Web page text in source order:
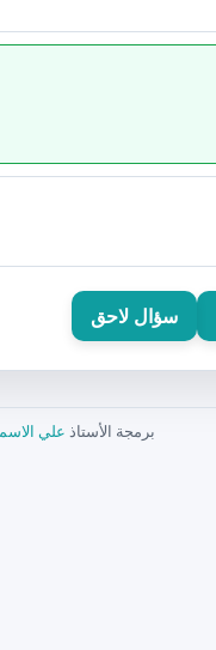
سؤال لاحق
برمجة الأستاذ علي